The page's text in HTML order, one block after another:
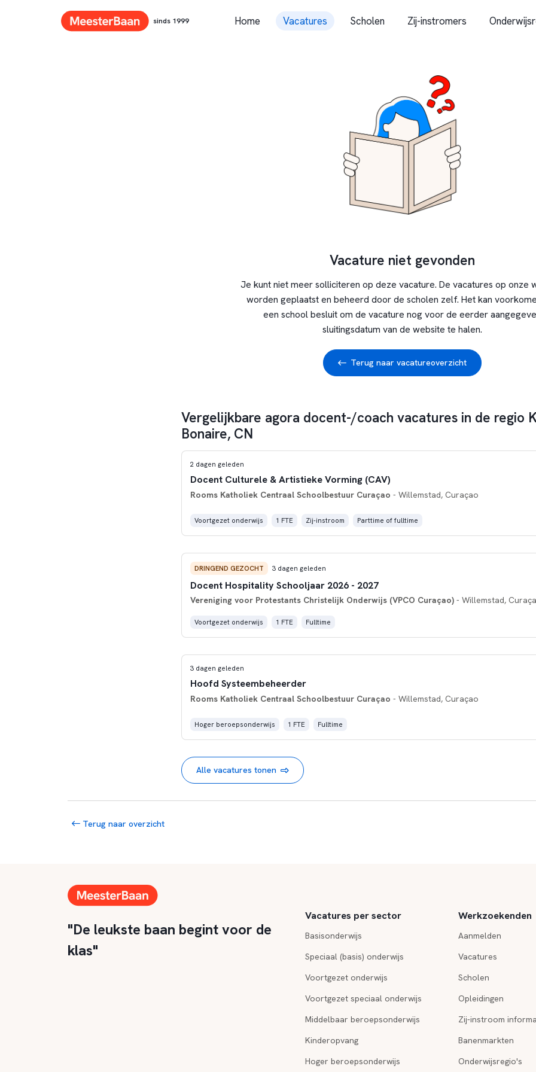
sinds 1999 Home Vacatures Scholen Zij-instromers
Vacature niet gevonden
Je kunt niet meer solliciteren op deze vacature. De vacatures op onze
worden geplaatst en beheerd door de scholen zelf. Het kan
een school besluit om de vacature nog voor de eerder
sluitingsdatum van de website te halen.
Terug naar vacatureoverzicht
Vergelijkbare agora docent-/coach vacatures in de regio
Bonaire, CN
2 dagen geleden
Docent Culturele & Artistieke Vorming (CAV)
Rooms Katholiek Centraal Schoolbestuur Curaçao - Willemstad, Curaçao
Voortgezet onderwijs 1 FTE Zij-instroom Parttime of fulltime
DRINGEND GEZOCHT 3 dagen geleden
Docent Hospitality Schooljaar 2026 - 2027
Vereniging voor Protestants Christelijk Onderwijs (VPCO Curaçao)- Willemstad,
Voortgezet onderwijs 1 FTE Fulltime
3 dagen geleden
Hoofd Systeembeheerder
Rooms Katholiek Centraal Schoolbestuur Curaçao - Willemstad, Curaçao
Hoger beroepsonderwijs 1 FTE Fulltime
Alle vacatures tonen
Terug naar overzicht
"De leukste baan begint voor de
klas"
Vacatures per sector
Basisonderwijs
Speciaal (basis) onderwijs
Voortgezet onderwijs
Voortgezet speciaal onderwijs
Middelbaar beroepsonderwijs
Kinderopvang
Hoger beroepsonderwijs
Werkzoekenden
Aanmelden
Vacatures
Scholen
Opleidingen
Zij-instroom
Banenmarkten
Onderwijsregio's